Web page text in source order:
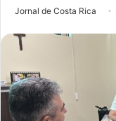
Jornal de Costa Rica